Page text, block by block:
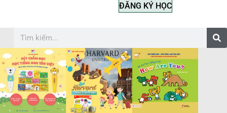
ĐĂNG KÝ HỌC